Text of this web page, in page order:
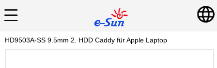
HD9503A-SS 9.5mm 2. HDD Caddy für Apple Laptop